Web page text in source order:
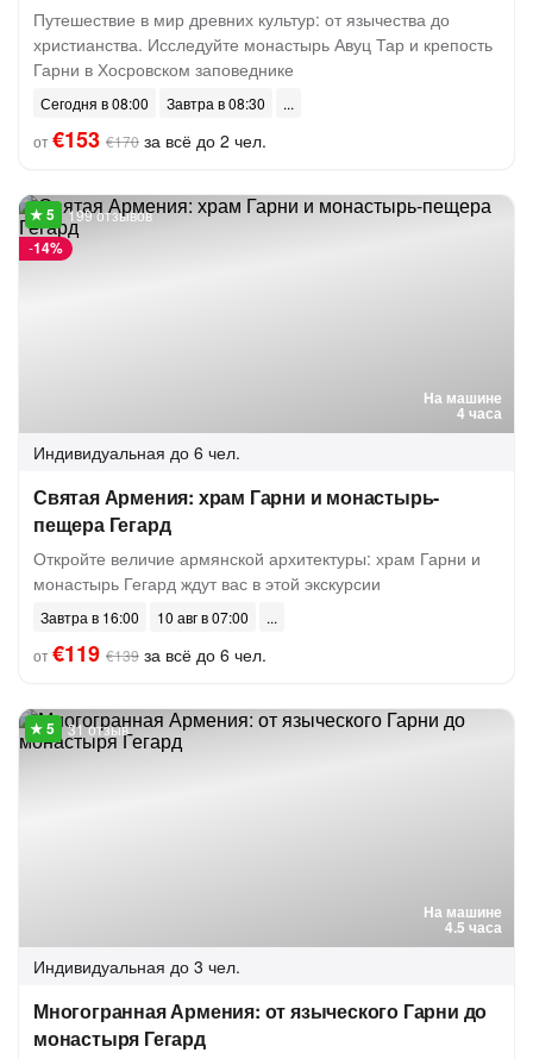
Путешествие в мир древних культур: от язычества до
христианства. Исследуйте монастырь Авуц Тар и крепость
Гарни в Хосровском заповеднике
Сегодня в 08:00
Завтра в 08:30
от€153 €170 за всё до 2 чел.
На машине
4 часа
-14%
199 отзывов
Индивидуальная до 6 чел.
Святая Армения: храм Гарни и монастырь-
пещера Гегард
Откройте величие армянской архитектуры: храм Гарни и
монастырь Гегард ждут вас в этой экскурсии
Завтра в 16:00
10 авг в 07:00
от€119 €139 за всё до 6 чел.
На машине
4.5 часа
31 отзыв
Индивидуальная до 3 чел.
Многогранная Армения: от языческого Гарни до
монастыря Гегард